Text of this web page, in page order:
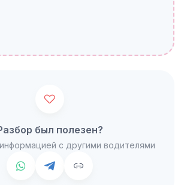
был полезен?
с другими водителями